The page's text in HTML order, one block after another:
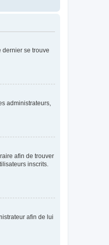
dernier se trouve
administrateurs,
afin de trouver
inscrits.
afin de lui